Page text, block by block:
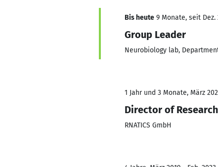
Bis heute 9 Monate, seit Dez.
Group Leader
Neurobiology lab,
1 Jahr und 3 Monate, März
Director of
RNATICS GmbH